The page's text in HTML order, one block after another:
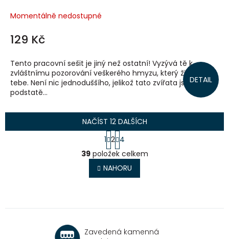
Momentálně nedostupné
129 Kč
DETAIL
Tento pracovní sešit je jiný než ostatní! Vyzývá tě k
zvláštnímu pozorování veškerého hmyzu, který žije kolem
tebe. Není nic jednoduššího, jelikož tato zvířata jsou v
podstatě...
O
v
l
á
p
r
NAČÍST 12 DALŠÍCH
S
t
r
á
n
k
1 2 4
39položek celkem
NAHORU
Zavedená kamenná